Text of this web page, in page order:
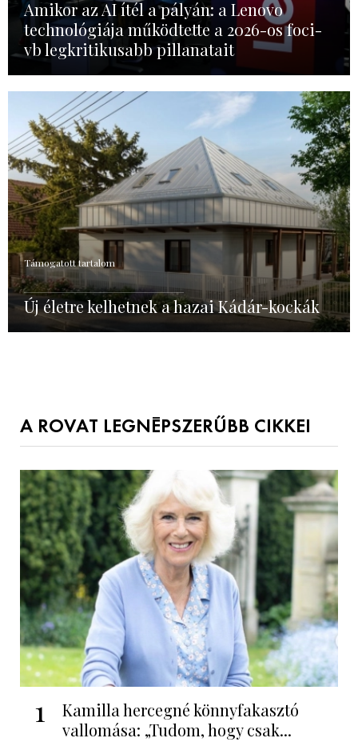
Amikor az AI ítél a pályán: a Lenovo
technológiája működtette a 2026-os foci-
vb legkritikusabb pillanatait
Támogatott tartalom
Új életre kelhetnek a hazai Kádár-kockák
A ROVAT LEGNÉPSZERŰBB CIKKEI
1
Kamilla hercegné könnyfakasztó
vallomása: „Tudom, hogy csak...